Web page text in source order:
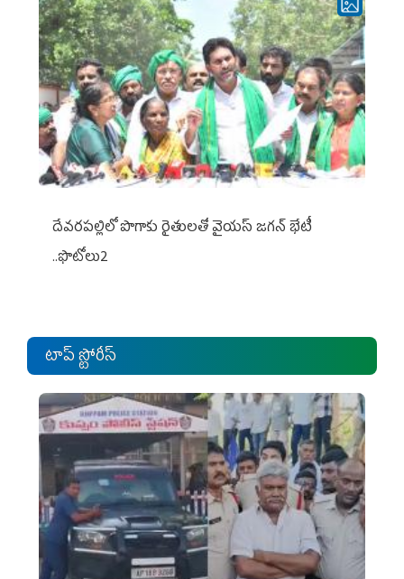
దేవరపల్లిలో పొగాకు రైతులతో వైయస్ జగన్ భేటీ
..ఫొటోలు2
టాప్ స్టోరీస్